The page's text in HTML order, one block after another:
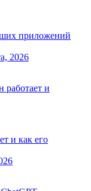
приложений
2026
и как его